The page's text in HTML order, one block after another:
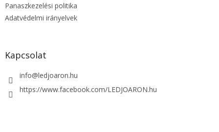
Panaszkezelési politika
Adatvédelmi irányelvek
Kapcsolat
info@ledjoaron.hu
https://www.facebook.com/LEDJOARON.hu